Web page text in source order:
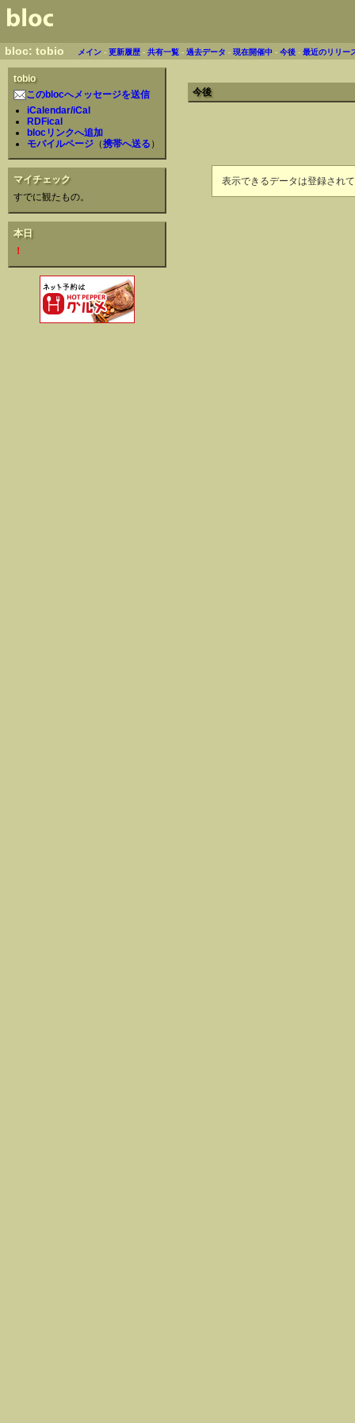
bloc: tobio メイン -更新履歴 -共有一覧 -過去データ -現在開催中 -今後 -最近のリリー
tobio
このblocへメッセージを送信
iCalendar/iCal
RDFical
blocリンクへ追加
モバイルページ（携帯へ送る ）
マイチェック
すでに観たもの。
本日
！
今後
表示できるデータは登録され